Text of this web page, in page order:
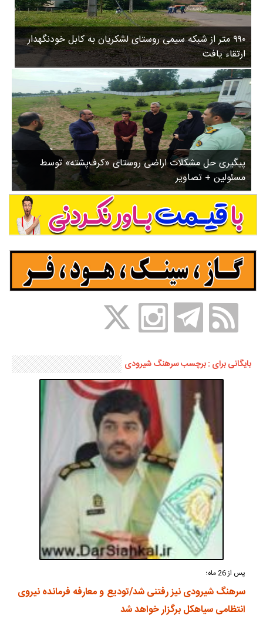
روستاها
ورزشی
سیاسی
چندرسانه ای
مسیر گردشگری دیلمان
درباره ما
۹۹۰ متر از شبکه سیمی روستای لشکریان به کابل خودنگهدار
ارتقاء یافت
پیگیری حل مشکلات اراضی روستای «کرف‌پشته» توسط
مسئولین + تصاویر
۳
۵
۸
ب
ا
ز
ن
ش
س
ت
ش
د
.
بایگانی برای : برچسب سرهنگ شیرودی
پس از 26 ماه؛
سرهنگ شیرودی نیز رفتنی شد/تودیع و معارفه فرمانده نیروی
انتظامی سیاهکل برگزار خواهد شد